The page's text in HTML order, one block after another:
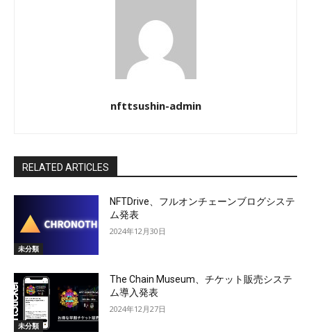
nfttsushin-admin
RELATED ARTICLES
未分類
NFTDrive、フルオンチェーンブログシステ
ム発表
2024年12月30日
未分類
The Chain Museum、チケット販売システ
ム導入発表
2024年12月27日